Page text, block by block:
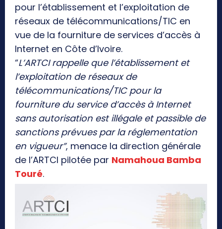
pour l’établissement et l’exploitation de
réseaux de télécommunications/TIC en
vue de la fourniture de services d’accès à
Internet en Côte d’Ivoire.
“L’ARTCI rappelle que l’établissement et
l’exploitation de réseaux de
télécommunications/TIC pour la
fourniture du service d’accès à Internet
sans autorisation est illégale et passible de
sanctions prévues par la réglementation
en vigueur”, menace la direction générale
de l’ARTCI pilotée par Namahoua Bamba
Touré.